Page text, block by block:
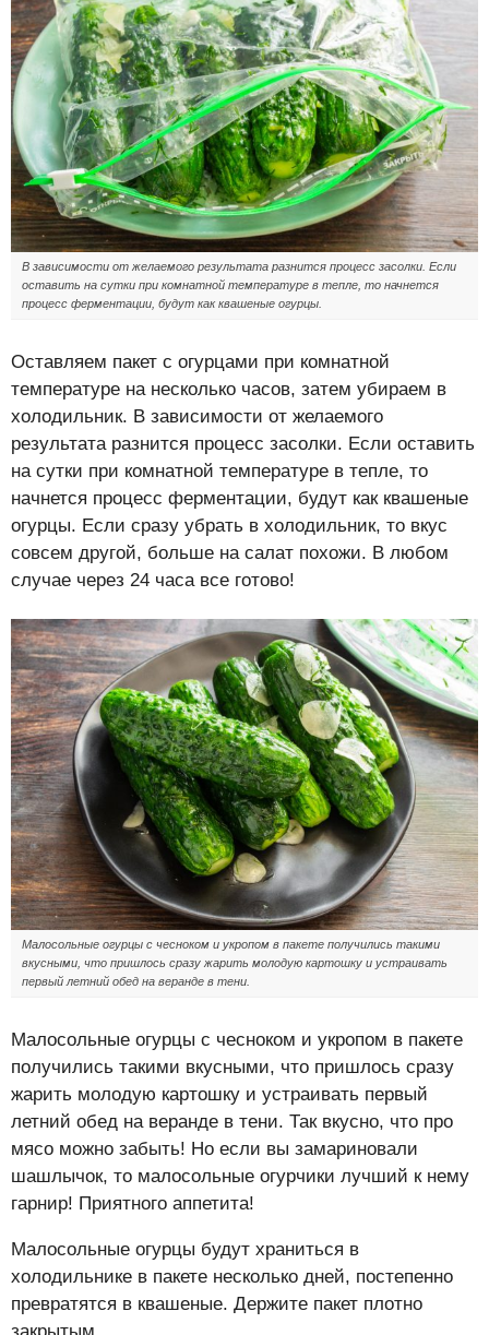
В зависимости от желаемого результата разнится процесс засолки. Если
оставить на сутки при комнатной температуре в тепле, то начнется
процесс ферментации, будут как квашеные огурцы.
Оставляем пакет с огурцами при комнатной
температуре на несколько часов, затем убираем в
холодильник. В зависимости от желаемого
результата разнится процесс засолки. Если оставить
на сутки при комнатной температуре в тепле, то
начнется процесс ферментации, будут как квашеные
огурцы. Если сразу убрать в холодильник, то вкус
совсем другой, больше на салат похожи. В любом
случае через 24 часа все готово!
Малосольные огурцы с чесноком и укропом в пакете получились такими
вкусными, что пришлось сразу жарить молодую картошку и устраивать
первый летний обед на веранде в тени.
Малосольные огурцы с чесноком и укропом в пакете
получились такими вкусными, что пришлось сразу
жарить молодую картошку и устраивать первый
летний обед на веранде в тени. Так вкусно, что про
мясо можно забыть! Но если вы замариновали
шашлычок, то малосольные огурчики лучший к нему
гарнир! Приятного аппетита!
Малосольные огурцы будут храниться в
холодильнике в пакете несколько дней, постепенно
превратятся в квашеные. Держите пакет плотно